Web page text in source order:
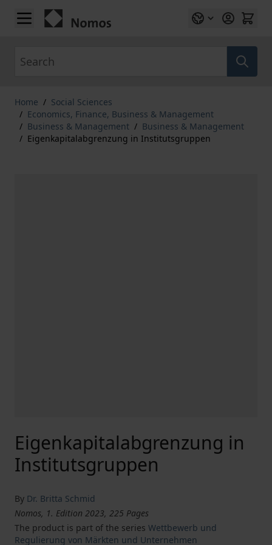
Skip to Content
Home / Social Sciences
/ Economics, Finance, Business & Management
/ Business & Management / Business & Management
/ Eigenkapitalabgrenzung in Institutsgruppen
Eigenkapitalabgrenzung in
Institutsgruppen
By Dr. Britta Schmid
Nomos, 1. Edition 2023, 225 Pages
The product is part of the series Wettbewerb und
Regulierung von Märkten und Unternehmen